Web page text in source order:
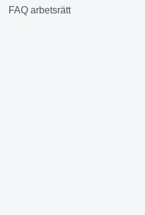
FAQ arbetsrätt